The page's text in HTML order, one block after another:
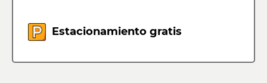
Estacionamiento gratis